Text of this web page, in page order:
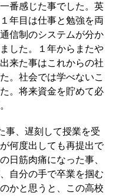
番感じた事でした。英
年目は仕事と勉強を両
信制のシステムが分か
した。１年からまたや
来た事はこれからの社
。社会では学べないこ
。将来資金を貯めて必
事、遅刻して授業を受
何度出しても再提出で
日筋肉痛になった事、
自分の手で卒業を掴む
かと思うと、この高校